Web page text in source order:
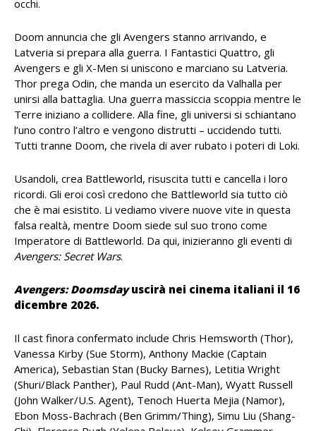
occhi.
Doom annuncia che gli Avengers stanno arrivando, e
Latveria si prepara alla guerra. I Fantastici Quattro, gli
Avengers e gli X-Men si uniscono e marciano su Latveria.
Thor prega Odin, che manda un esercito da Valhalla per
unirsi alla battaglia. Una guerra massiccia scoppia mentre le
Terre iniziano a collidere. Alla fine, gli universi si schiantano
l’uno contro l’altro e vengono distrutti – uccidendo tutti.
Tutti tranne Doom, che rivela di aver rubato i poteri di Loki.
Usandoli, crea Battleworld, risuscita tutti e cancella i loro
ricordi. Gli eroi così credono che Battleworld sia tutto ciò
che è mai esistito. Li vediamo vivere nuove vite in questa
falsa realtà, mentre Doom siede sul suo trono come
Imperatore di Battleworld. Da qui, inizieranno gli eventi di
Avengers: Secret Wars.
Avengers: Doomsdayuscirà nei cinema italiani il 16
dicembre 2026.
Il cast finora confermato include Chris Hemsworth (Thor),
Vanessa Kirby (Sue Storm), Anthony Mackie (Captain
America), Sebastian Stan (Bucky Barnes), Letitia Wright
(Shuri/Black Panther), Paul Rudd (Ant-Man), Wyatt Russell
(John Walker/U.S. Agent), Tenoch Huerta Mejia (Namor),
Ebon Moss-Bachrach (Ben Grimm/Thing), Simu Liu (Shang-